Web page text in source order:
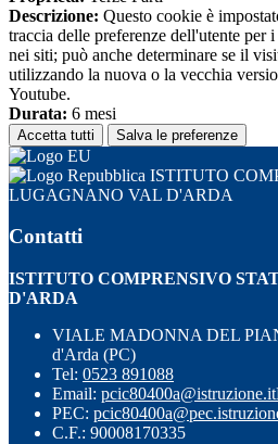
Descrizione: Questo cookie è
traccia delle preferenze dell'utente per
nei siti; può anche determinare se il
utilizzando la nuova o la vecchia
Youtube.
Durata: 6 mesi
Accetta tutti Salva le preferenze
ISTITUTO
LUGAGNANO VAL D'ARDA
Contatti
ISTITUTO COMPRENSIVO
D'ARDA
VIALE MADONNA DEL
d'Arda (PC)
Tel: 0523 891088
Email: pcic80400a@istruzione.it
PEC:
C.F.: 90008170335